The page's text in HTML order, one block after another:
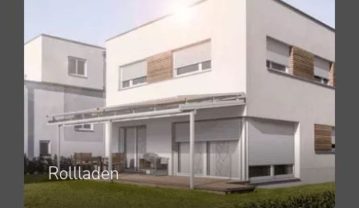
Rollladen